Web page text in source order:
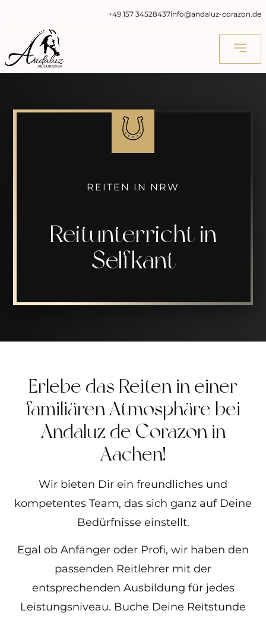
‭+49 157 34528437‬info@andaluz-corazon.de
REITEN IN NRW
Reitunterricht in
Selfkant
Erlebe das Reiten in einer
familiären Atmosphäre bei
Andaluz de Corazon in
Aachen!
Wir bieten Dir ein freundliches und
kompetentes Team, das sich ganz auf Deine
Bedürfnisse einstellt.
Egal ob Anfänger oder Profi, wir haben den
passenden Reitlehrer mit der
entsprechenden Ausbildung für jedes
Leistungsniveau. Buche Deine Reitstunde